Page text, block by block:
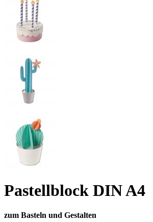
Pastellblock DIN A4
zum Basteln und Gestalten